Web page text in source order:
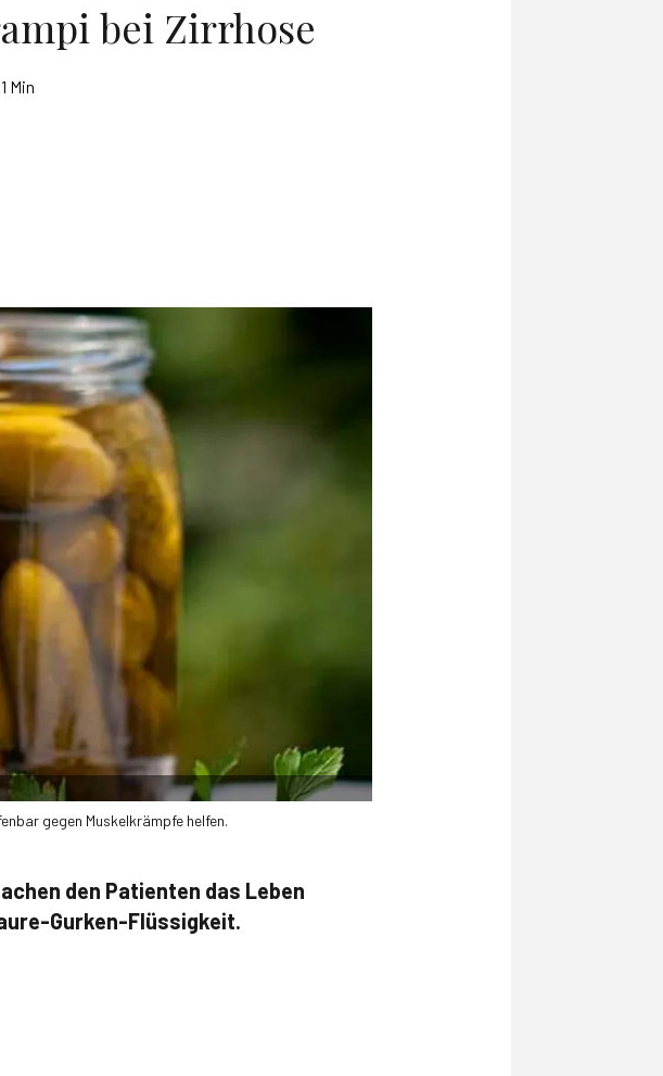
bei Zirrhose
1 Min
gegen Muskelkrämpfe helfen.
den Patienten das Leben
Gurken-Flüssigkeit.